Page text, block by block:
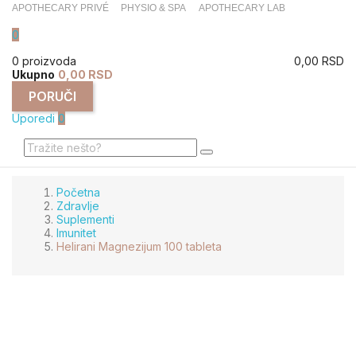
APOTHECARY PRIVÉ PHYSIO & SPA APOTHECARY LAB
0
0 proizvoda
0,00 RSD
Ukupno 0,00 RSD
PORUČI
Uporedi 0
Početna
Zdravlje
Suplementi
Imunitet
Helirani Magnezijum 100 tableta